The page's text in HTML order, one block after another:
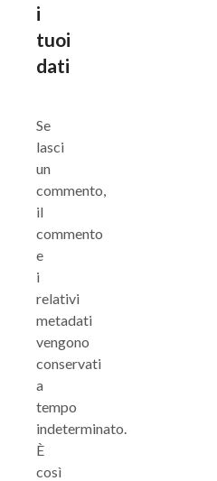
i
tuoi
dati
Se
lasci
un
commento,
il
commento
e
i
relativi
metadati
vengono
conservati
a
tempo
indeterminato.
È
così